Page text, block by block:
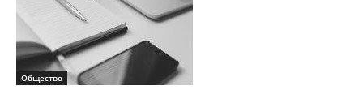
Общество